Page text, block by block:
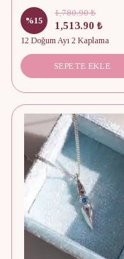
%15
1,780.90 ₺
1,513.90 ₺
12 Doğum Ayı 2 Kaplama
SEPETE EKLE